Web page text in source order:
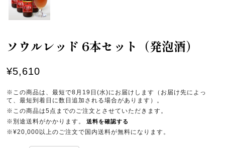
ソウルレッド 6本セット（発泡酒）
¥5,610
※この商品は、最短で8月19日(水)にお届けします（お届け先によっ
て、最短到着日に数日追加される場合があります）。
※この商品は5点までのご注文とさせていただきます。
※別途送料がかかります。
送料を確認する
※¥20,000以上のご注文で国内送料が無料になります。